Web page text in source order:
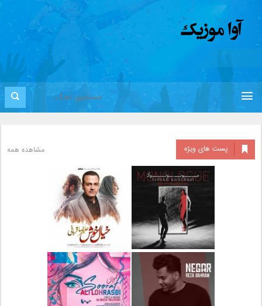
پست های ویژه مشاهده همه
دانلود آلبوم جدید سیروان
خسروی بنام مونولوگ
دانلود آهنگ جدید علیرضا
قربانی بنام خیال خوش